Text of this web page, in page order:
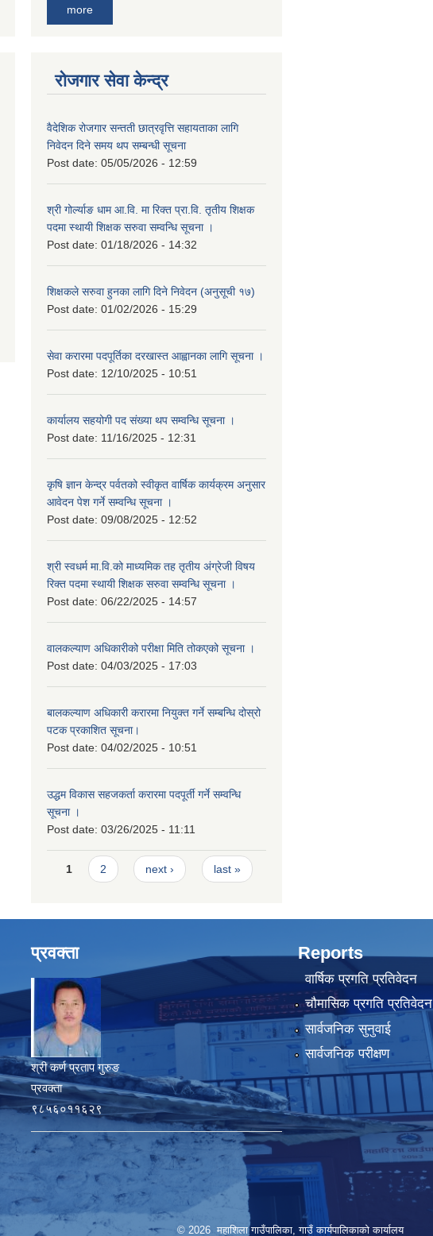
more
रोजगार सेवा केन्द्र
वैदेशिक रोजगार सन्तती छात्रवृत्ति सहायताका लागि
निवेदन दिने समय थप सम्बन्धी सूचना
Post date: 05/05/2026 - 12:59
श्री गोर्ल्याङ धाम आ.वि. मा रिक्त प्रा.वि. तृतीय शिक्षक
पदमा स्थायी शिक्षक सरुवा सम्वन्धि सूचना ।
Post date: 01/18/2026 - 14:32
शिक्षकले सरुवा हुनका लागि दिने निवेदन (अनुसूची १७)
Post date: 01/02/2026 - 15:29
सेवा करारमा पदपूर्तिका दरखास्त आह्वानका लागि सूचना ।
Post date: 12/10/2025 - 10:51
कार्यालय सहयोगी पद संख्या थप सम्वन्धि सूचना ।
Post date: 11/16/2025 - 12:31
कृषि ज्ञान केन्द्र पर्वतको स्वीकृत वार्षिक कार्यक्रम अनुसार
आवेदन पेश गर्ने सम्वन्धि सूचना ।
Post date: 09/08/2025 - 12:52
श्री स्वधर्म मा.वि.को माध्यमिक तह तृतीय अंग्रेजी विषय
रिक्त पदमा स्थायी शिक्षक सरुवा सम्वन्धि सूचना ।
Post date: 06/22/2025 - 14:57
वालकल्याण अधिकारीको परीक्षा मिति तोकएको सूचना ।
Post date: 04/03/2025 - 17:03
बालकल्याण अधिकारी करारमा नियुक्त गर्ने सम्बन्धि दोस्रो
पटक प्रकाशित सूचना।
Post date: 04/02/2025 - 10:51
उद्धम विकास सहजकर्ता करारमा पदपूर्ती गर्ने सम्वन्धि
सूचना ।
Post date: 03/26/2025 - 11:11
Pages
1 2 next › last »
प्रवक्ता
श्री कर्ण प्रताप गुरुङ
प्रवक्ता
९८५६०११६२९
Reports
वार्षिक प्रगति प्रतिवेदन
चौमासिक प्रगति प्रतिवेदन
सार्वजनिक सुनुवाई
सार्वजनिक परीक्षण
© 2026 महाशिला गाउँपालिका, गाउँ कार्यपालिकाको कार्यालय